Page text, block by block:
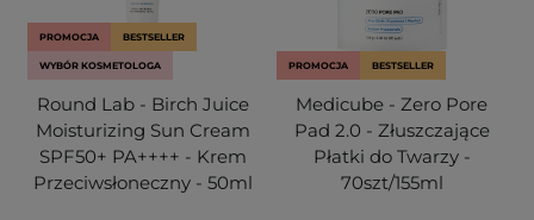
PROMOCJA BESTSELLER
WYBÓR KOSMETOLOGA
Round Lab - Birch Juice
Moisturizing Sun Cream
SPF50+ PA++++ - Krem
Przeciwsłoneczny - 50ml
PROMOCJA BESTSELLER
Medicube - Zero Pore
Pad 2.0 - Złuszczające
Płatki do Twarzy -
70szt/155ml